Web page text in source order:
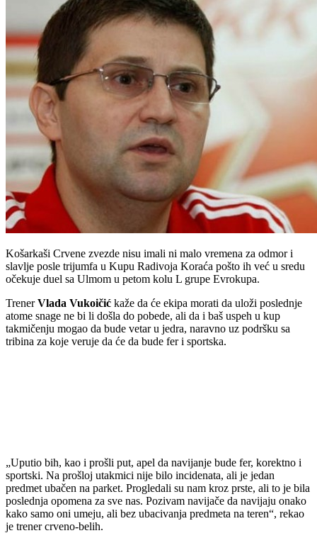
Košarkaši Crvene zvezde nisu imali ni malo vremena za odmor i
slavlje posle trijumfa u Kupu Radivoja Koraća pošto ih već u sredu
očekuje duel sa Ulmom u petom kolu L grupe Evrokupa.
TrenerVlada Vukoičić kaže da će ekipa morati da uloži poslednje
atome snage ne bi li došla do pobede, ali da i baš uspeh u kup
takmičenju mogao da bude vetar u jedra, naravno uz podršku sa
tribina za koje veruje da će da bude fer i sportska.
„Uputio bih, kao i prošli put, apel da navijanje bude fer, korektno i
sportski. Na prošloj utakmici nije bilo incidenata, ali je jedan
predmet ubačen na parket. Progledali su nam kroz prste, ali to je bila
poslednja opomena za sve nas. Pozivam navijače da navijaju onako
kako samo oni umeju, ali bez ubacivanja predmeta na teren“, rekao
je trener crveno-belih.